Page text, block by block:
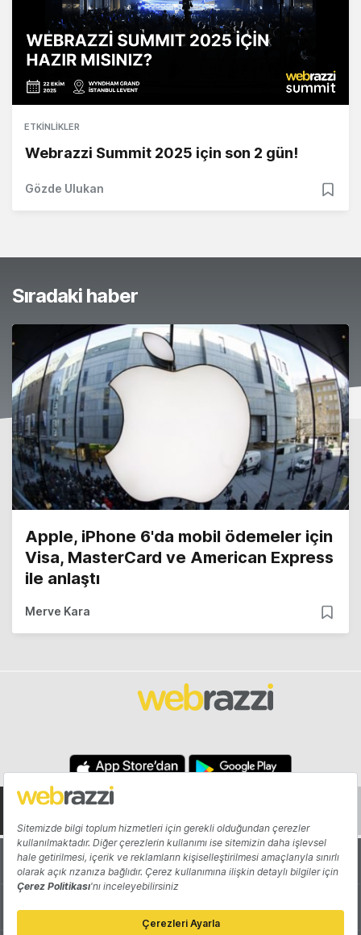
ETKINLIKLER
Webrazzi Summit 2025 için son 2 gün!
Gözde Ulukan
Sıradaki haber
Apple, iPhone 6'da mobil ödemeler için
Visa, MasterCard ve American Express
ile anlaştı
Merve Kara
Hakkında Yazarlar
Katkıda Bulun Reklam